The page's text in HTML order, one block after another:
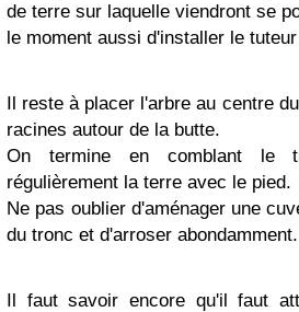
de terre sur laquelle viendront se
le moment aussi d'installer le
Il reste à placer l'arbre au centre
racines autour de la butte.
On termine en comblant le
régulièrement la terre avec le pied.
Ne pas oublier d'aménager une
du tronc et d'arroser abondamment.
Il faut savoir encore qu'il faut